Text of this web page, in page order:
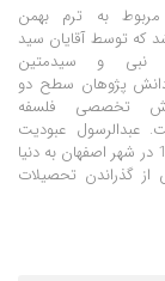
مربوط به ترم بهمن
که توسط آقایان سید
نبی و سیدمتین
پژوهان سطح دو
تخصصی فلسفه
عبدالرسول عبودیت
در سال 1333 در شهر اصفهان به دنیا
گذراندن تحصیلات